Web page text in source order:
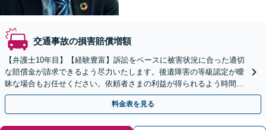
交通事故の損害賠償増額
【弁護士10年目】【経験豊富】訴訟をベースに被害状況に合った適切
な賠償金が請求できるよう尽力いたします。後遺障害の等級認定が曖
昧な場合もお任せください。依頼者さまの利益が得られるよう時間と
労力をかけてサポートいたします。【休日・夜間相談可】
料金表を見る